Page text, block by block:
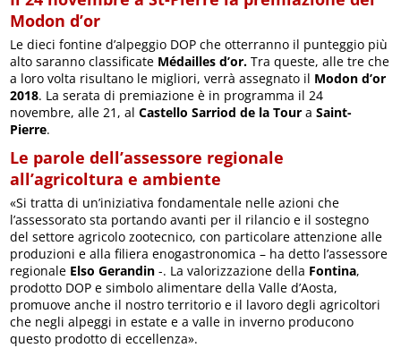
Modon d’or
Le dieci fontine d’alpeggio DOP che otterranno il punteggio più
alto saranno classificate Médailles d’or. Tra queste, alle tre che
a loro volta risultano le migliori, verrà assegnato il Modon d’or
2018. La serata di premiazione è in programma il 24
novembre, alle 21, alCastello Sarriod de la Tour aSaint-
Pierre.
Le parole dell’assessore regionale
all’agricoltura e ambiente
«Si tratta di un’iniziativa fondamentale nelle azioni che
l’assessorato sta portando avanti per il rilancio e il sostegno
del settore agricolo zootecnico, con particolare attenzione alle
produzioni e alla filiera enogastronomica – ha detto l’assessore
regionale Elso Gerandin -. La valorizzazione della Fontina,
prodotto DOP e simbolo alimentare della Valle d’Aosta,
promuove anche il nostro territorio e il lavoro degli agricoltori
che negli alpeggi in estate e a valle in inverno producono
questo prodotto di eccellenza».